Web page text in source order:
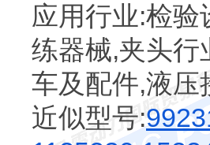
应用行业:检
练器械,夹头行
车及配件,液压
近似型号: